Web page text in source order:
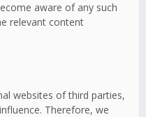
aware of any such
relevant content
websites of third parties,
Therefore, we